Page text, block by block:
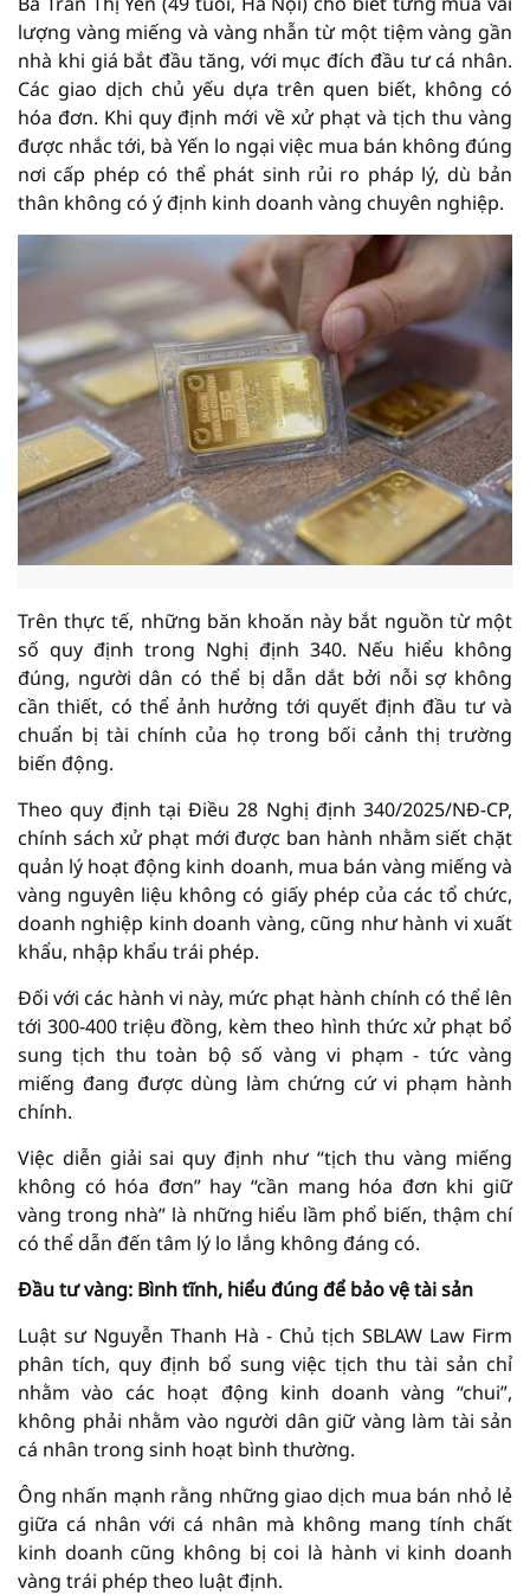
lượng vàng miếng và vàng nhẫn từ một tiệm vàng gần
nhà khi giá bắt đầu tăng, với mục đích đầu tư cá nhân.
Các giao dịch chủ yếu dựa trên quen biết, không có
hóa đơn. Khi quy định mới về xử phạt và tịch thu vàng
được nhắc tới, bà Yến lo ngại việc mua bán không đúng
nơi cấp phép có thể phát sinh rủi ro pháp lý, dù bản
thân không có ý định kinh doanh vàng chuyên nghiệp.
Trên thực tế, những băn khoăn này bắt nguồn từ một
số quy định trong Nghị định 340. Nếu hiểu không
đúng, người dân có thể bị dẫn dắt bởi nỗi sợ không
cần thiết, có thể ảnh hưởng tới quyết định đầu tư và
chuẩn bị tài chính của họ trong bối cảnh thị trường
biến động.
Theo quy định tại Điều 28 Nghị định 340/2025/NĐ-CP,
chính sách xử phạt mới được ban hành nhằm siết chặt
quản lý hoạt động kinh doanh, mua bán vàng miếng và
vàng nguyên liệu không có giấy phép của các tổ chức,
doanh nghiệp kinh doanh vàng, cũng như hành vi xuất
khẩu, nhập khẩu trái phép.
Đối với các hành vi này, mức phạt hành chính có thể lên
tới 300-400 triệu đồng, kèm theo hình thức xử phạt bổ
sung tịch thu toàn bộ số vàng vi phạm - tức vàng
miếng đang được dùng làm chứng cứ vi phạm hành
chính.
Việc diễn giải sai quy định như “tịch thu vàng miếng
không có hóa đơn” hay “cần mang hóa đơn khi giữ
vàng trong nhà” là những hiểu lầm phổ biến, thậm chí
có thể dẫn đến tâm lý lo lắng không đáng có.
Đầu tư vàng: Bình tĩnh, hiểu đúng để bảo vệ tài sản
Luật sư Nguyễn Thanh Hà - Chủ tịch SBLAW Law Firm
phân tích, quy định bổ sung việc tịch thu tài sản chỉ
nhằm vào các hoạt động kinh doanh vàng “chui”,
không phải nhằm vào người dân giữ vàng làm tài sản
cá nhân trong sinh hoạt bình thường.
Ông nhấn mạnh rằng những giao dịch mua bán nhỏ lẻ
giữa cá nhân với cá nhân mà không mang tính chất
kinh doanh cũng không bị coi là hành vi kinh doanh
vàng trái phép theo luật định.